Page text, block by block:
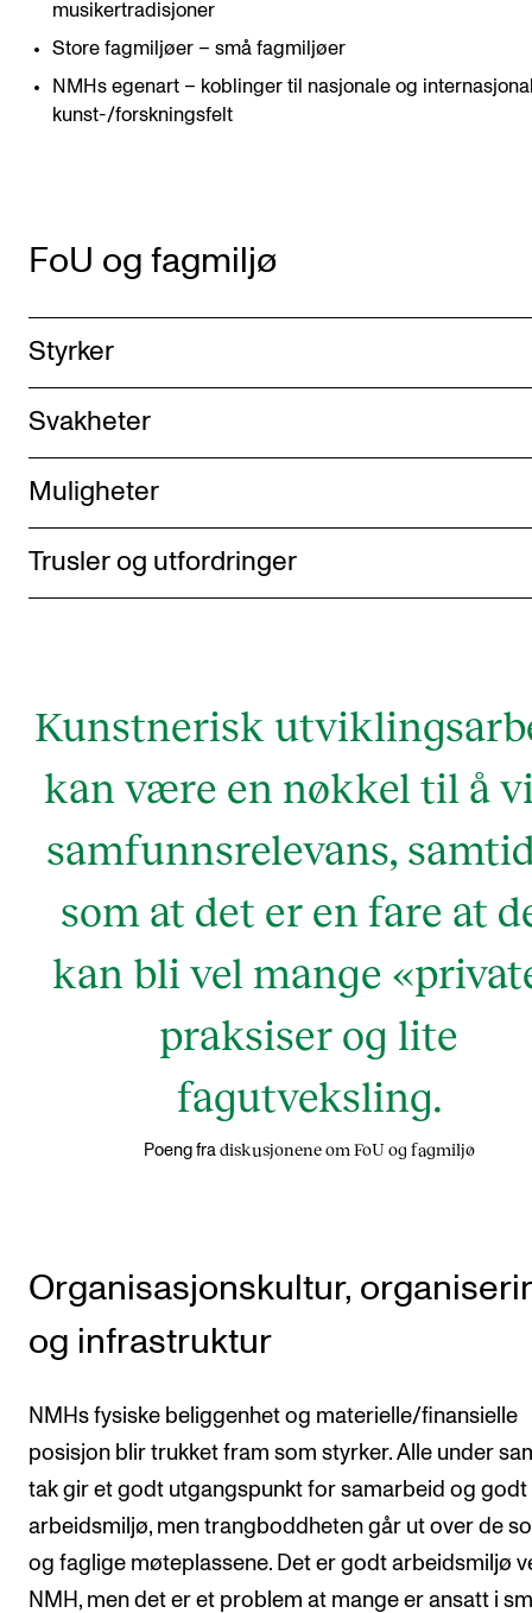
musikertradisjoner
Store fagmiljøer – små fagmiljøer
NMHs egenart – koblinger til nasjonale og
kunst-/forskningsfelt
FoU og fagmiljø
Styrker
Svakheter
Muligheter
Trusler og utfordringer
Kunstnerisk
kan være en nøkkel til å
samfunnsrelevans,
som at det er en fare at
kan bli vel mange
praksiser og lite
fagutveksling.
Poeng fra diskusjonene om FoU og fagmiljø
Organisasjonskultur,
og infrastruktur
NMHs fysiske beliggenhet og materielle/finansielle
posisjon blir trukket fram som styrker. Alle under
tak gir et godt utgangspunkt for samarbeid og godt
arbeidsmiljø, men trangboddheten går ut over de
og faglige møteplassene. Det er godt arbeidsmiljø
NMH, men det er et problem at mange er ansatt i